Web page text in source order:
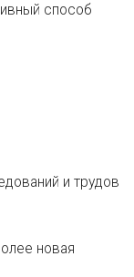
способ
и трудов
новая